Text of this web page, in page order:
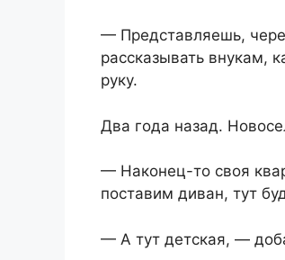
— Представляешь,
рассказывать внукам,
руку.
Два года назад.
— Наконец-то своя
поставим диван, тут
— А тут детская, —